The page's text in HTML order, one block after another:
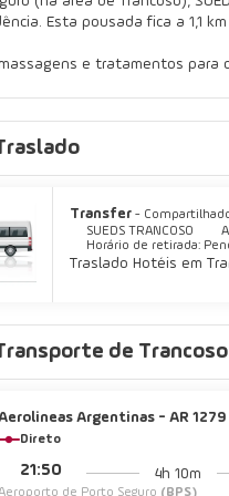
da Independência. Esta
e tratamentos para
oferece aos
fica aberta em horário limitado.
Transfer -
SUEDS TRANCOSO
Horário de retirada:
Traslado Hotéis em
de
Argentinas - AR 1279
Direto
21:50
de Porto Seguro (BPS)
4h 10m